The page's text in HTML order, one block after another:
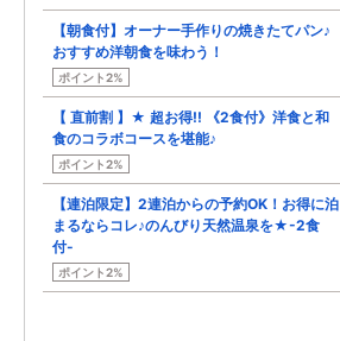
【朝食付】オーナー手作りの焼きたてパン♪
おすすめ洋朝食を味わう！
ポイント2%
【 直前割 】★ 超お得!! 《2食付》洋食と和
食のコラボコースを堪能♪
ポイント2%
【連泊限定】2連泊からの予約OK！お得に泊
まるならコレ♪のんびり天然温泉を★-2食
付-
ポイント2%